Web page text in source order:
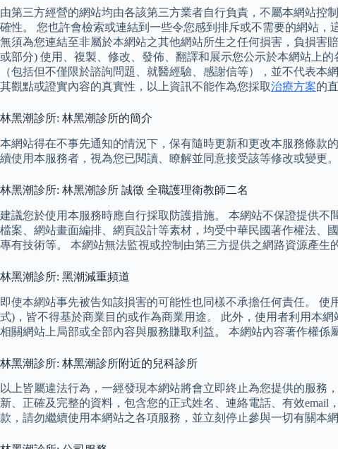
由第三方經營的網站均由各該第三方業者自行負責，不屬本網站控
確性。 您也許會檢索或連結到一些令您感到排斥或不需要的網站
無須為您連結至非屬於本網站之其他網站所生之任何損害，負損害
或部分) 使用、複製、修改、發佈、翻譯和展示您公示於本網站上
（包括但不僅限於諮詢問題、就醫經驗、感謝信等），並不代表
其觀點或證實內容的真實性，以上資訊不能作為您採取治療方案的
林黑潮診所: 林黑潮診所的簡介
本網站得在不事先通知的情況下，保有隨時更新和更改本服務條款
續使用本服務者，視為您已閱讀、瞭解並同意接受該等修改或變更。
林黑潮診所: 林黑潮診所 誠徵 全職護理衛教師二名
建議您於使用本服務時應自行採取防護措施。 本網站不保證提供
檔案、網站畫面編排、網頁設計等素材，均受中華民國著作權法、
專有技術等。 本網站無法監視或控制由第三方提供之網路資源產生
林黑潮診所: 黑潮減重頻道
即使本網站事先被告知該損害的可能性也同樣不承擔任何責任。
式)，皆不得基於商業目的或作為商業用途。 此外，使用者利用本
相關網站上局部或全部內容與服務賺取利益。 本網站內容著作權係
林黑潮診所: 林黑潮診所附近的兒科診所
以上皆屬違法行為，一經發現本網站將會立即終止為您提供的服
新、正確及完整的資料，包含您的正式姓名、連絡電話、有效
款，請勿繼續使用本網站之各項服務，並立刻停止參與一切有關本網